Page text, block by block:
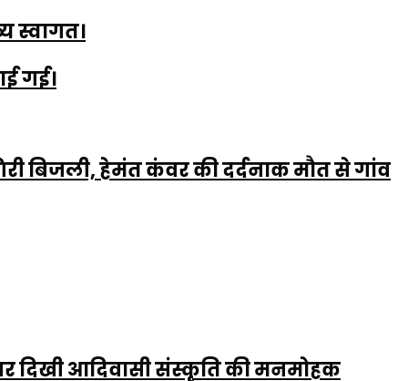
स्वागत।
गई।
बिजली, हेमंत कंवर की दर्दनाक मौत से गांव
पर दिखी आदिवासी संस्कृति की मनमोहक